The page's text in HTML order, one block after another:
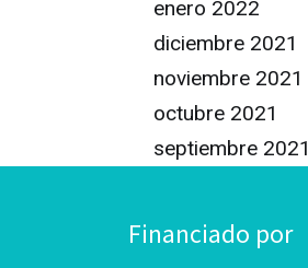
enero 2022
diciembre 2021
noviembre 2021
octubre 2021
septiembre 2021
Financiado por